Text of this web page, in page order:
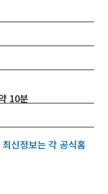
10분
신정보는 각 공식홈